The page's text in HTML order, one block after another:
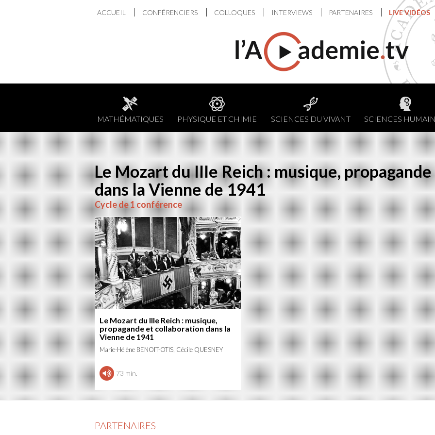
ACCUEIL CONFÉRENCIERS COLLOQUES INTERVIEWS PARTENAIRES LIVE VIDÉOS
MATHÉMATIQUES PHYSIQUE ET CHIMIE SCIENCES DU VIVANT SCIENCES
Le Mozart du IIIe Reich : musique,
dans la Vienne de 1941
Cycle de 1 conférence
Le Mozart du IIIe Reich : musique,
propagande et collaboration dans la
Vienne de 1941
Marie-Hélène BENOIT-OTIS, Cécile QUESNEY
73 min.
PARTENAIRES